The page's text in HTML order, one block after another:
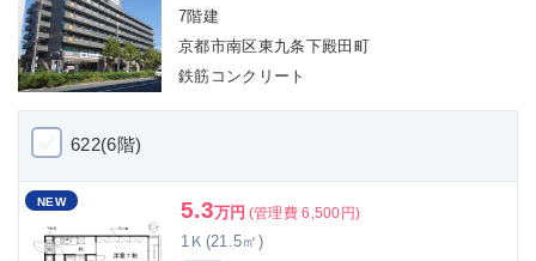
7階建
京都市南区東九条下殿田町
鉄筋コンクリート
622(6階)
NEW 5.3万円 (管理費 6,500円)
1Ｋ(21.5㎡)